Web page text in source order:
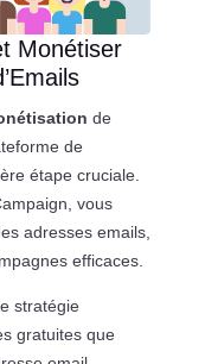
Monétiser
de
de
étape cruciale.
vous
adresses emails,
efficaces.
stratégie
gratuites que